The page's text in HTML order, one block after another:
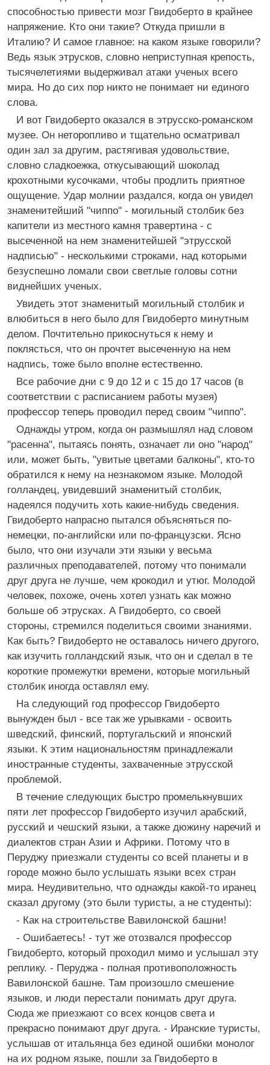
способностью привести мозг Гвидоберто в крайнее
напряжение. Кто они такие? Откуда пришли в
Италию? И самое главное: на каком языке говорили?
Ведь язык этрусков, словно неприступная крепость,
тысячелетиями выдерживал атаки ученых всего
мира. Но до сих пор никто не понимает ни единого
слова.
И вот Гвидоберто оказался в этрусско-романском
музее. Он неторопливо и тщательно осматривал
один зал за другим, растягивая удовольствие,
словно сладкоежка, откусывающий шоколад
крохотными кусочками, чтобы продлить приятное
ощущение. Удар молнии раздался, когда он увидел
знаменитейший "чиппо" - могильный столбик без
капители из местного камня травертина - с
высеченной на нем знаменитейшей "этрусской
надписью" - несколькими строками, над которыми
безуспешно ломали свои светлые головы сотни
виднейших ученых.
Увидеть этот знаменитый могильный столбик и
влюбиться в него было для Гвидоберто минутным
делом. Почтительно прикоснуться к нему и
поклясться, что он прочтет высеченную на нем
надпись, тоже было вполне естественно.
Все рабочие дни с 9 до 12 и с 15 до 17 часов (в
соответствии с расписанием работы музея)
профессор теперь проводил перед своим "чиппо".
Однажды утром, когда он размышлял над словом
"расенна", пытаясь понять, означает ли оно "народ"
или, может быть, "увитые цветами балконы", кто-то
обратился к нему на незнакомом языке. Молодой
голландец, увидевший знаменитый столбик,
надеялся подучить хоть какие-нибудь сведения.
Гвидоберто напрасно пытался объясняться по-
немецки, по-английски или по-французски. Ясно
было, что они изучали эти языки у весьма
различных преподавателей, потому что понимали
друг друга не лучше, чем крокодил и утюг. Молодой
человек, похоже, очень хотел узнать как можно
больше об этрусках. А Гвидоберто, со своей
стороны, стремился поделиться своими знаниями.
Как быть? Гвидоберто не оставалось ничего другого,
как изучить голландский язык, что он и сделал в те
короткие промежутки времени, которые могильный
столбик иногда оставлял ему.
На следующий год профессор Гвидоберто
вынужден был - все так же урывками - освоить
шведский, финский, португальский и японский
языки. К этим национальностям принадлежали
иностранные студенты, захваченные этрусской
проблемой.
В течение следующих быстро промелькнувших
пяти лет профессор Гвидоберто изучил арабский,
русский и чешский языки, а также дюжину наречий и
диалектов стран Азии и Африки. Потому что в
Перуджу приезжали студенты со всей планеты и в
городе можно было услышать языки всех стран
мира. Неудивительно, что однажды какой-то иранец
сказал другому (это были туристы, а не студенты):
- Как на строительстве Вавилонской башни!
- Ошибаетесь! - тут же отозвался профессор
Гвидоберто, который проходил мимо и услышал эту
реплику. - Перуджа - полная противоположность
Вавилонской башне. Там произошло смешение
языков, и люди перестали понимать друг друга.
Сюда же приезжают со всех концов света и
прекрасно понимают друг друга. - Иранские туристы,
услышав от итальянца без единой ошибки монолог
на их родном языке, пошли за Гвидоберто в